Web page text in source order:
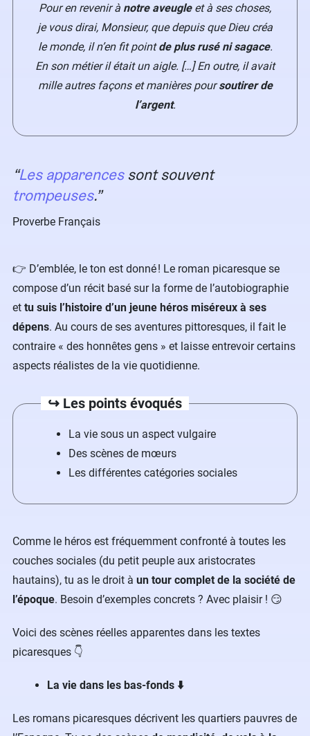
Pour en revenir à notre aveugleet à ses choses,
je vous dirai, Monsieur, que depuis que Dieu créa
le monde, il n’en fit pointde plus rusé ni sagace.
En son métier il était un aigle. […] En outre, il avait
mille autres façons et manières poursoutirer de
l’argent.
Les apparencessont souvent
trompeuses.
Proverbe Français
👉 D’emblée, le ton est donné ! Le roman picaresque se
compose d’un récit basé sur la forme de l’autobiographie
et tu suis l’histoire d’un jeune héros miséreux à ses
dépens. Au cours de ses aventures pittoresques, il fait le
contraire « des honnêtes gens » et laisse entrevoir certains
aspects réalistes de la vie quotidienne.
↪️ Les points évoqués
La vie sous un aspect vulgaire
Des scènes de mœurs
Les différentes catégories sociales
Comme le héros est fréquemment confronté à toutes les
couches sociales (du petit peuple aux aristocrates
hautains), tu as le droit à un tour complet de la société de
l’époque. Besoin d’exemples concrets ? Avec plaisir ! 😏
Voici des scènes réelles apparentes dans les textes
picaresques 👇
La vie dans les bas-fonds ⬇️
Les romans picaresques décrivent les quartiers pauvres de